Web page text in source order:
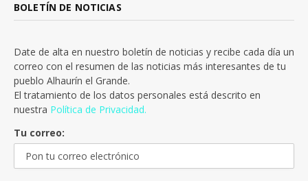
BOLETÍN DE NOTICIAS
Date de alta en nuestro boletín de noticias y recibe cada día un
correo con el resumen de las noticias más interesantes de tu
pueblo Alhaurín el Grande.
El tratamiento de los datos personales está descrito en
nuestra Política de Privacidad.
Tu correo: